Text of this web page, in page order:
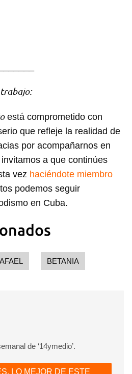
está comprometido con
que refleje la realidad de
por acompañarnos en
a que continúes
vez haciéndote miembro
podemos seguir
en Cuba.
BETANIA
de ‘14ymedio’.
LO MEJOR DE ESTE